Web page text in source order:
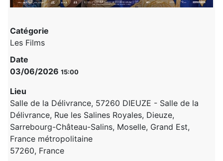
Catégorie
Les Films
Date
03/06/2026 15:00
Lieu
Salle de la Délivrance, 57260 DIEUZE - Salle de la
Délivrance, Rue les Salines Royales, Dieuze,
Sarrebourg-Château-Salins, Moselle, Grand Est,
France métropolitaine
57260, France